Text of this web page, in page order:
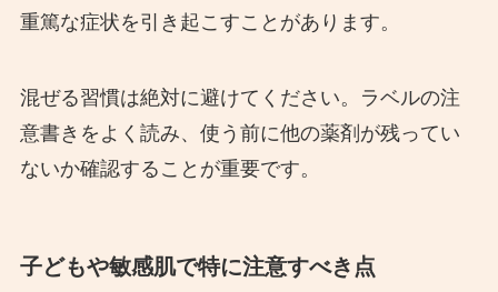
重篤な症状を引き起こすことがあります。
混ぜる習慣は絶対に避けてください。ラベルの注
意書きをよく読み、使う前に他の薬剤が残ってい
ないか確認することが重要です。
子どもや敏感肌で特に注意すべき点